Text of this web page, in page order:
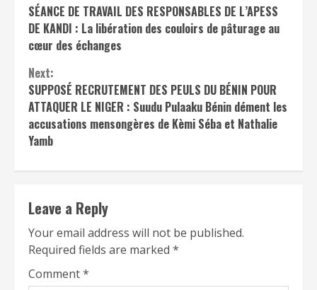
Reading
SÉANCE DE TRAVAIL DES RESPONSABLES DE L’APESS
DE KANDI : La libération des couloirs de pâturage au
cœur des échanges
Next:
SUPPOSÉ RECRUTEMENT DES PEULS DU BÉNIN POUR
ATTAQUER LE NIGER : Suudu Pulaaku Bénin dément les
accusations mensongères de Kèmi Séba et Nathalie
Yamb
Leave a Reply
Your email address will not be published.
Required fields are marked *
Comment*